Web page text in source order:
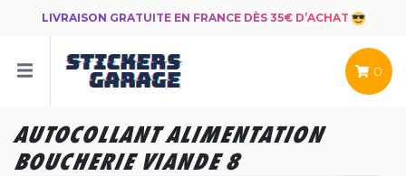
LIVRAISON GRATUITE EN FRANCE DÈS 35€ D’ACHAT
0
AUTOCOLLANT ALIMENTATION
BOUCHERIE VIANDE 8